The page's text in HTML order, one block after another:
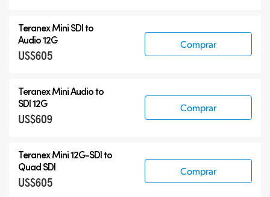
Teranex Mini SDI to
Audio 12G
US$605
Comprar
Teranex Mini Audio to
SDI 12G
US$609
Comprar
Teranex Mini12G-SDIto
Quad SDI
US$605
Comprar